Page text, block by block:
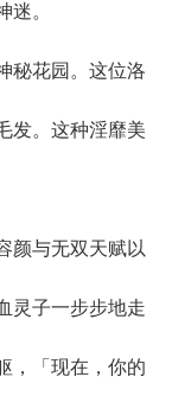
迷。
花园。这位洛
发。这种淫靡美
与无双天赋以
灵子一步步地走
，「现在，你的